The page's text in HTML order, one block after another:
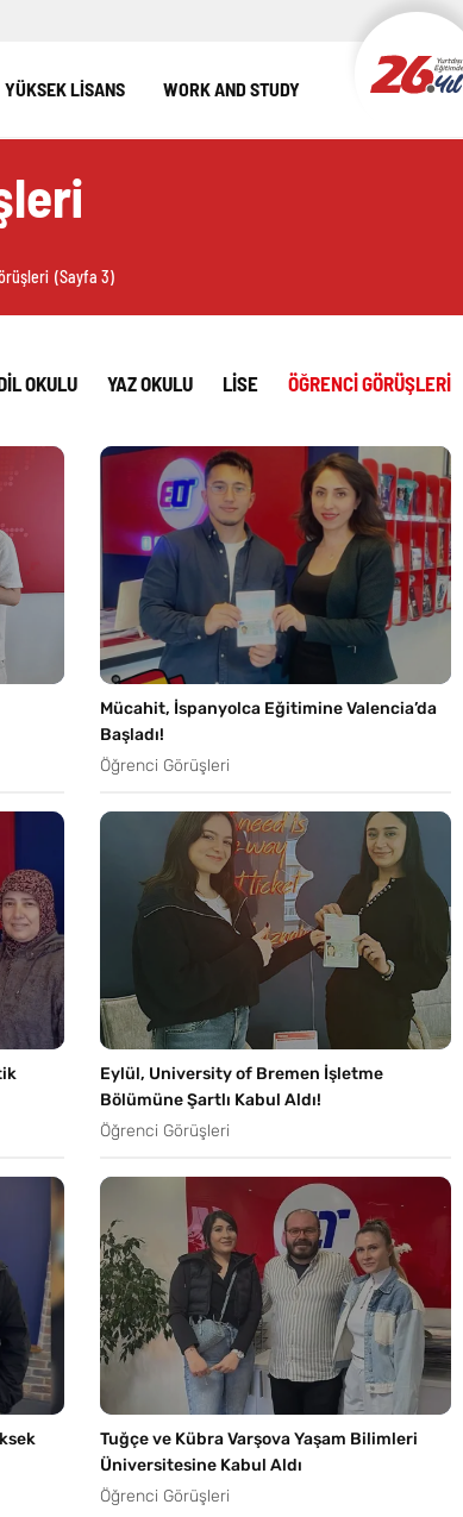
YÜKSEK LİSANS WORK AND STUDY
(Sayfa 3)
OKULU YAZ OKULU LISE ÖĞRENCI GÖRÜŞLERI
Mücahit, İspanyolca Eğitimine Valencia’da
Başladı!
Öğrenci Görüşleri
Eylül, University of Bremen İşletme
Bölümüne Şartlı Kabul Aldı!
Öğrenci Görüşleri
Tuğçe ve Kübra Varşova Yaşam Bilimleri
Üniversitesine Kabul Aldı
Öğrenci Görüşleri